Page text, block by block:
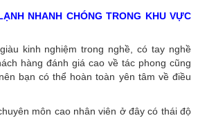
NHANH CHÓNG TRONG KHU VỰC
kinh nghiệm trong nghề, có tay nghề
hàng đánh giá cao về tác phong cũng
bạn có thể hoàn toàn yên tâm về điều
môn cao nhân viên ở đây có thái độ